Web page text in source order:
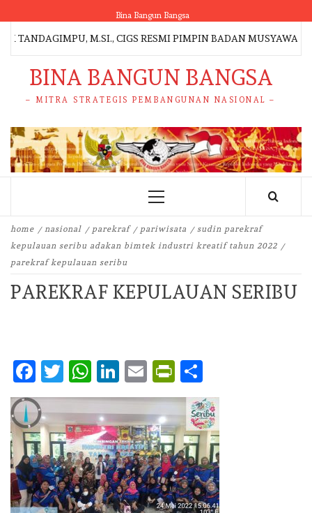
to
content
Bina Bangun Bangsa
M.SI., CIGS RESMI PIMPIN BADAN MUSYAWARAH
BINA BANGUN BANGSA
– MITRA STRATEGIS PEMBANGUNAN NASIONAL –
Primary
home nasional parekraf pariwisata
sudin parekraf
kepulauan seribu adakan bimtek industri kreatif tahun 2022
parekraf kepulauan seribu
PAREKRAF KEPULAUAN SERIBU
Facebook
Twitter
WhatsApp
LinkedIn
EmailPrintFriendly